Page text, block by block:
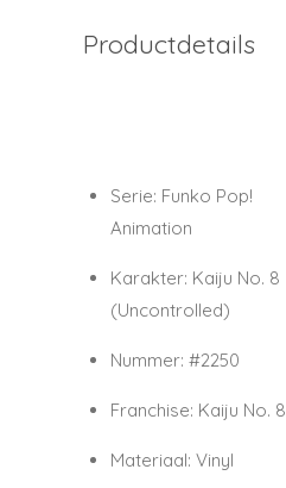
Productdetails
Serie: Funko Pop!
Animation
Karakter: Kaiju No. 8
(Uncontrolled)
Nummer: #2250
Franchise: Kaiju No. 8
Materiaal: Vinyl